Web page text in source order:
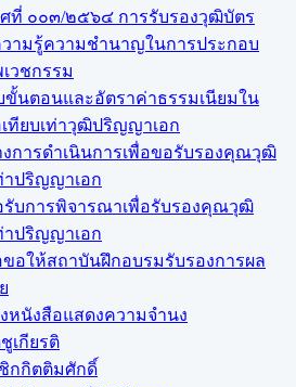
ที่ ๐๐๓/๒๕๖๔ การรับรองวุฒิบัตร
ามรู้ความชำนาญในการประกอบ
วชกรรม
ขั้นตอนและอัตราค่าธรรมเนียมใน
ทียบเท่าวุฒิปริญญาเอก
การดำเนินการเพื่อขอรับรองคุณวุฒิ
าปริญญาเอก
รับการพิจารณาเพื่อรับรองคุณวุฒิ
าปริญญาเอก
อให้สถาบันฝึกอบรมรับรองการผล
หนังสือแสดงความจำนง
เกียรติ
กกิตติมศักดิ์